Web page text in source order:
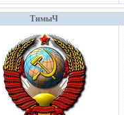
ТимыЧ